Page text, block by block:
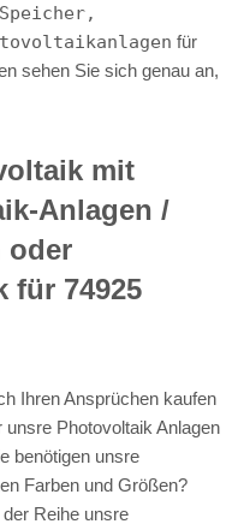
für
sehen Sie sich genau an,
mit
Anlagen /
oder
für 74925
Ihren Ansprüchen kaufen
Photovoltaik Anlagen
benötigen unsre
Farben und Größen?
Reihe unsre